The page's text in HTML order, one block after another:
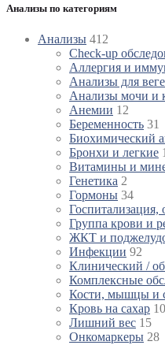
Анализы по категориям
Анализы 412
Check-up
Аллергия и
Анализы для
Анализы мочи и
Анемии 12
Беременность 31
Биохимический
Бронхи и легкие
Витамины и
Генетика 2
Гормоны 34
Госпитализация,
Группа крови и
ЖКТ и
Инфекции 92
Клинический /
Комплексные
Кости, мышцы и
Кровь на сахар 10
Лишний вес 15
Онкомаркеры 28